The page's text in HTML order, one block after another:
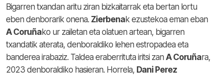
Bigarren txandan aritu ziran bizkaitarrak eta bertan lortu
eben denborarik onena. Zierbenak ezustekoa eman eban
A Coruñako ur zailetan eta olatuen artean, bigarren
txandatik aterata, denboraldiko lehen estropadea eta
banderea irabaziz. Taldea eraberrituta iritsi zan A Coruñara,
2023 denboraldiko hasieran. Horrela, Dani Perez